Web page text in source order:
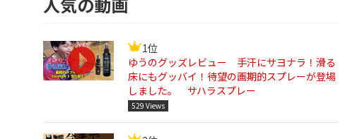
1位
ゆうのグッズレビュー 手汗にサヨナラ！滑る
床にもグッバイ！待望の画期的スプレーが登場
しました。 サハラスプレー
529 Views